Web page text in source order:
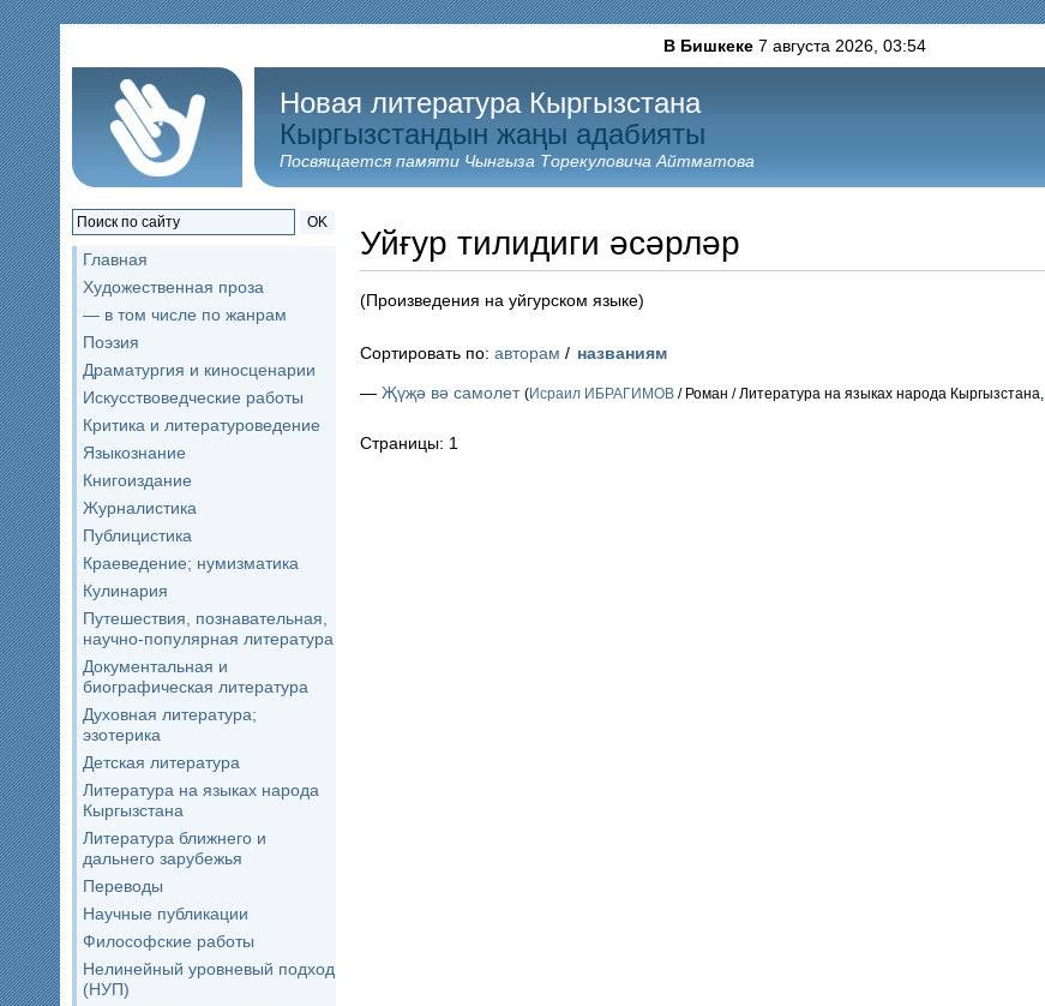
В Бишкеке7 августа 2026, 03:54
Новая литература Кыргызстана
Кыргызстандын жаңы адабияты
Посвящается памяти Чынгыза Торекуловича Айтматова
OK
Главная
Художественная проза
— в том числе по жанрам
Поэзия
Драматургия и киносценарии
Искусствоведческие работы
Критика и литературоведение
Языкознание
Книгоиздание
Журналистика
Публицистика
Краеведение; нумизматика
Кулинария
Путешествия, познавательная,
научно-популярная литература
Документальная и
биографическая литература
Духовная литература;
эзотерика
Детская литература
Литература на языках народа
Кыргызстана
Литература ближнего и
дальнего зарубежья
Переводы
Научные публикации
Философские работы
Нелинейный уровневый подход
(НУП)
Уйғур тилидиги әсәрләр
(Произведения на уйгурском языке)
Сортировать по: авторам / названиям
— Җүҗә вә самолет (Исраил ИБРАГИМОВ / Роман / Литература на языках народа Кыргызстана,
Страницы: 1